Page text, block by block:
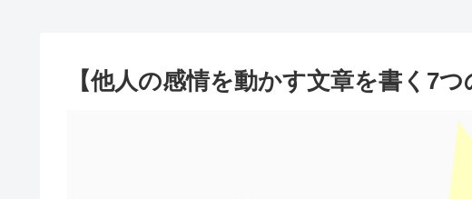
【他人の感情を動かす文章を書く7つ